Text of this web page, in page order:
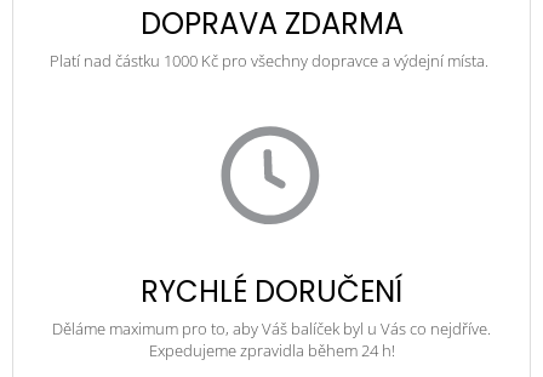
DOPRAVA ZDARMA
Platí nad částku 1000 Kč pro všechny dopravce a výdejní místa.
RYCHLÉ DORUČENÍ
Děláme maximum pro to, aby Váš balíček byl u Vás co nejdříve.
Expedujeme zpravidla během 24 h!